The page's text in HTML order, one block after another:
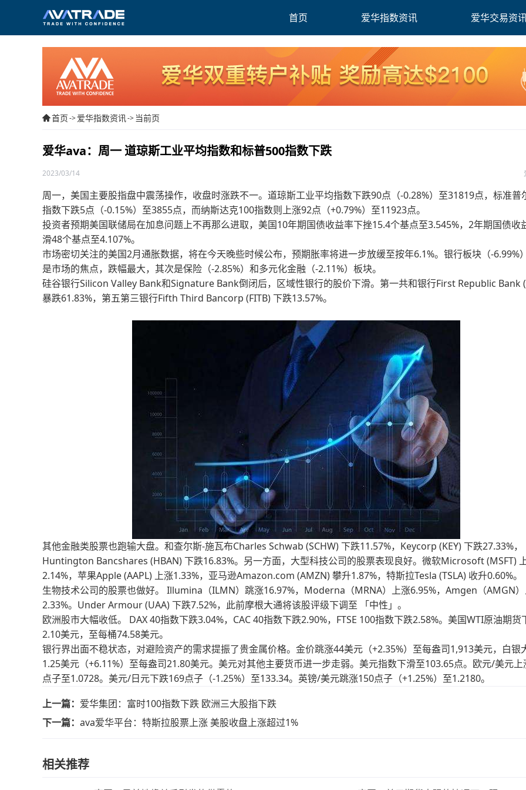
首页 爱华指数资讯 爱华交易资
首页->爱华指数资讯-> 当前页
爱华ava：周一 道琼斯工业平均指数和标普500指数下跌
2023/03/14
周一，美国主要股指盘中震荡操作，收盘时涨跌不一。道琼斯工业平均指数下跌90点（-0.28%）至31819点，标准普
指数下跌5点（-0.15%）至3855点，而纳斯达克100指数则上涨92点（+0.79%）至11923点。
投资者预期美国联储局在加息问题上不再那么进取，美国10年期国债收益率下挫15.4个基点至3.545%，2年期国债收
滑48个基点至4.107%。
市场密切关注的美国2月通胀数据，将在今天晚些时候公布，预期胀率将进一步放缓至按年6.1%。银行板块（-6.99%
是市场的焦点，跌幅最大，其次是保险（-2.85%）和多元化金融（-2.11%）板块。
硅谷银行Silicon Valley Bank和Signature Bank倒闭后，区域性银行的股价下滑。第一共和银行First Republic Bank
暴跌61.83%，第五第三银行Fifth Third Bancorp (FITB) 下跌13.57%。
其他金融类股票也跑输大盘。和查尔斯-施瓦布Charles Schwab (SCHW) 下跌11.57%，Keycorp (KEY) 下跌27.33%，
Huntington Bancshares (HBAN) 下跌16.83%。另一方面，大型科技公司的股票表现良好。微软Microsoft (MSFT)
2.14%，苹果Apple (AAPL) 上涨1.33%，亚马逊Amazon.com (AMZN) 攀升1.87%，特斯拉Tesla (TSLA) 收升0.60%。
生物技术公司的股票也做好。 Illumina（ILMN）跳涨16.97%，Moderna（MRNA）上涨6.95%，Amgen（AMGN
2.33%。Under Armour (UAA) 下跌7.52%，此前摩根大通将该股评级下调至 「中性」。
欧洲股市大幅收低。 DAX 40指数下跌3.04%，CAC 40指数下跌2.90%，FTSE 100指数下跌2.58%。美国WTI原油期货
2.10美元，至每桶74.58美元。
银行界出面不稳状态，对避险资产的需求提振了贵金属价格。金价跳涨44美元（+2.35%）至每盎司1,913美元，白银
1.25美元（+6.11%）至每盎司21.80美元。美元对其他主要货币进一步走弱。美元指数下滑至103.65点。欧元/美元上
点子至1.0728。美元/日元下跌169点子（-1.25%）至133.34。英镑/美元跳涨150点子（+1.25%）至1.2180。
上一篇： 爱华集团：富时100指数下跌 欧洲三大股指下跌
下一篇： ava爱华平台：特斯拉股票上涨 美股收盘上涨超过1%
相关推荐